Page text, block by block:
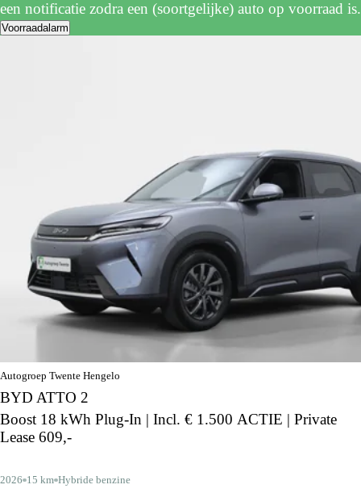
een notificatie zodra een (soortgelijke) auto op voorraad is.
Voorraadalarm
Autogroep Twente Hengelo
BYD ATTO 2
Boost 18 kWh Plug-In | Incl. € 1.500 ACTIE | Private
Lease 609,-
2026 15 km Hybride benzine